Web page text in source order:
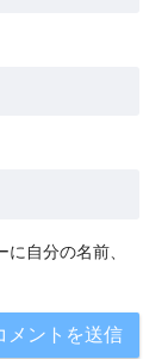
自分の名前、